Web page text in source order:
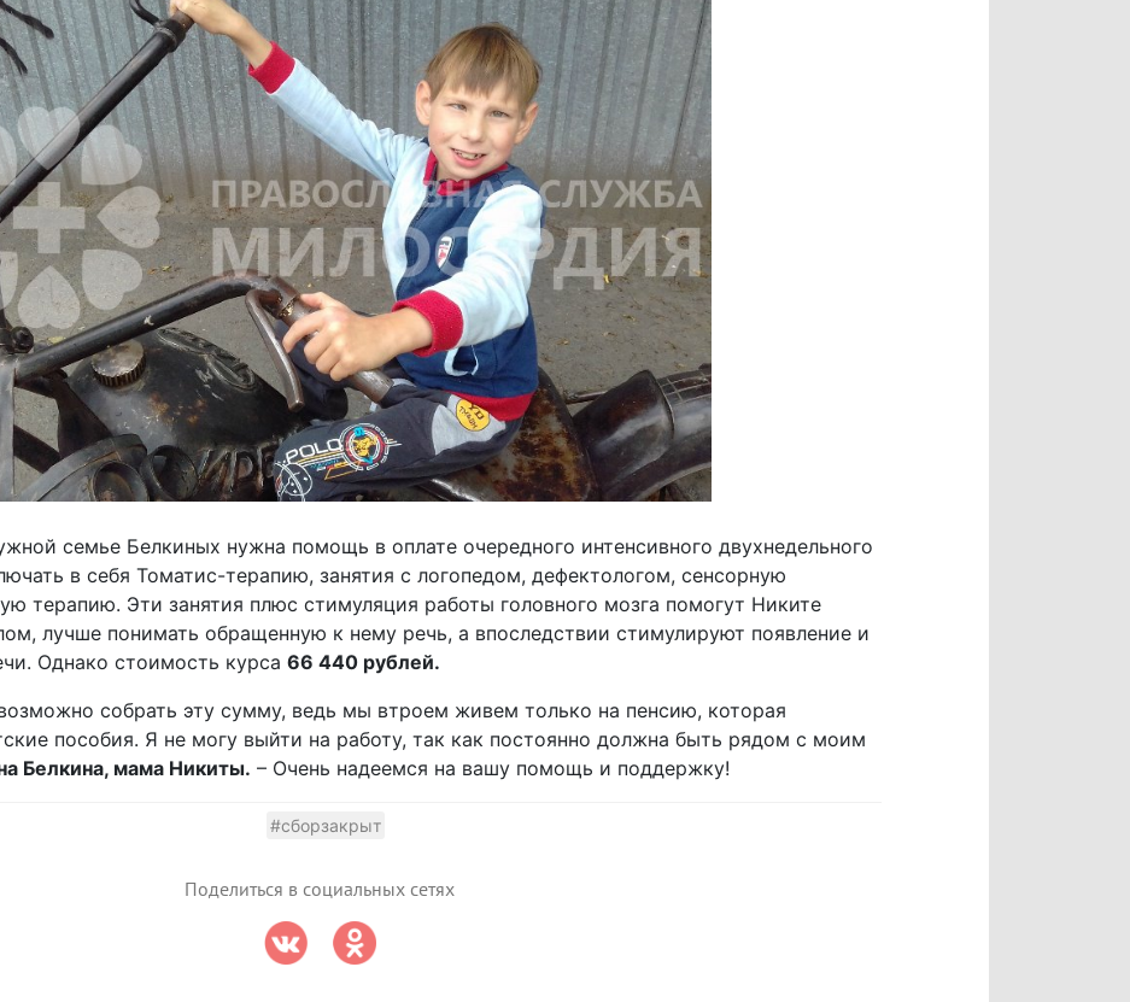
семье Белкиных нужна помощь в оплате очередного интенсивного двухнедельного
в себя Томатис-терапию, занятия с логопедом, дефектологом, сенсорную
терапию. Эти занятия плюс стимуляция работы головного мозга помогут Никите
лучше понимать обращенную к нему речь, а впоследствии стимулируют появление и
Однако стоимость курса 66 440 рублей.
собрать эту сумму, ведь мы втроем живем только на пенсию, которая
пособия. Я не могу выйти на работу, так как постоянно должна быть рядом с моим
Белкина, мама Никиты. – Очень надеемся на вашу помощь и поддержку!
#сборзакрыт
Поделиться в социальных сетях